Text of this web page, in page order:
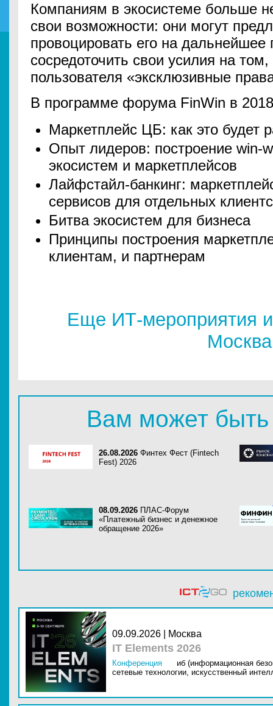
Компаниям в экосистеме больше
свои возможности: они могут
провоцировать его на дальнейшее
сосредоточить свои усилия на
пользователя «эксклюзивные
В программе форума FinWin в
Маркетплейс ЦБ: как это будет
Опыт лидеров: построение win-
экосистем и маркетплейсов
Лайфстайл-банкинг:
сервисов для отдельных
Битва экосистем для бизнеса
Принципы построения
клиентам, и партнерам
Еще ИТ-мероприятия
Москва
Вам может быть
26.08.2026 Финтех Фест (Fintech
Fest) 2026
08.09.2026 ПЛАС-Форум
«Платежный бизнес и денежное
обращение 2026»
09.09.2026 | Москва
IT Elements 2026
Конференция
иб (информационная
сетевые технологии, искусственный